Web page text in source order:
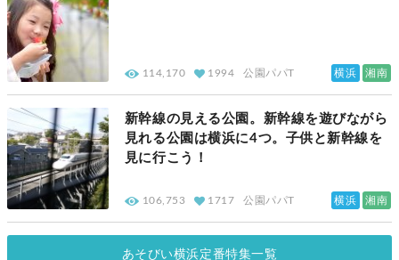
114,170 1994 公園パパT 横浜 湘南
新幹線の見える公園。新幹線を遊びながら
見れる公園は横浜に4つ。子供と新幹線を
見に行こう！
106,753 1717 公園パパT 横浜 湘南
あそびい横浜定番特集一覧